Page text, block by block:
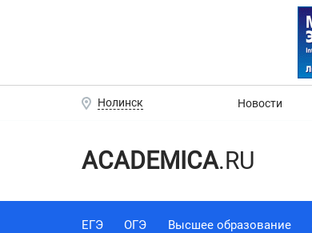
Нолинск Новости
ACADEMICA.RU
ЕГЭ ОГЭ Высшее образование